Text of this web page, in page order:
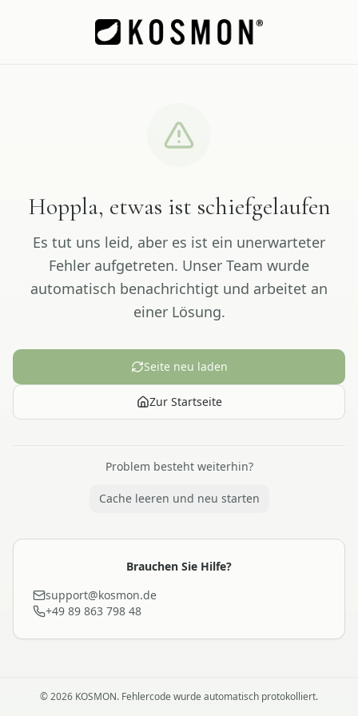
Hoppla, etwas ist schiefgelaufen
Es tut uns leid, aber es ist ein unerwarteter
Fehler aufgetreten. Unser Team wurde
automatisch benachrichtigt und arbeitet an
einer Lösung.
Seite neu laden
Zur Startseite
Problem besteht weiterhin?
Cache leeren und neu starten
Brauchen Sie Hilfe?
support@kosmon.de
+49 89 863 798 48
©2026 KOSMON. Fehlercode wurde automatisch protokolliert.